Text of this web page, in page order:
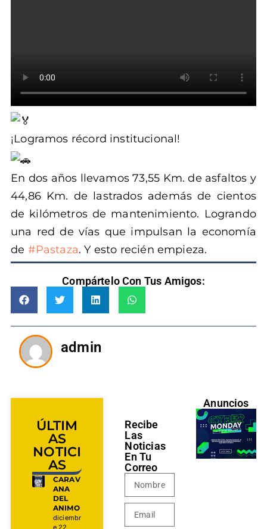
¡Logramos récord institucional!
En dos años llevamos 73,55 Km. de asfaltos y
44,86 Km. de lastrados además de cientos
de kilómetros de mantenimiento. Logrando
una red de vías que impulsan la economía
de #Pastaza. Y esto recién empieza.
Compártelo Con Tus Amigos:
admin
ÚLTIM
AS
NOTICI
AS
CARAV
ANA
DEL
ANIMO
diciembr
e 22,
Recibe
Las
Noticias
En Tu
Correo
Anuncios